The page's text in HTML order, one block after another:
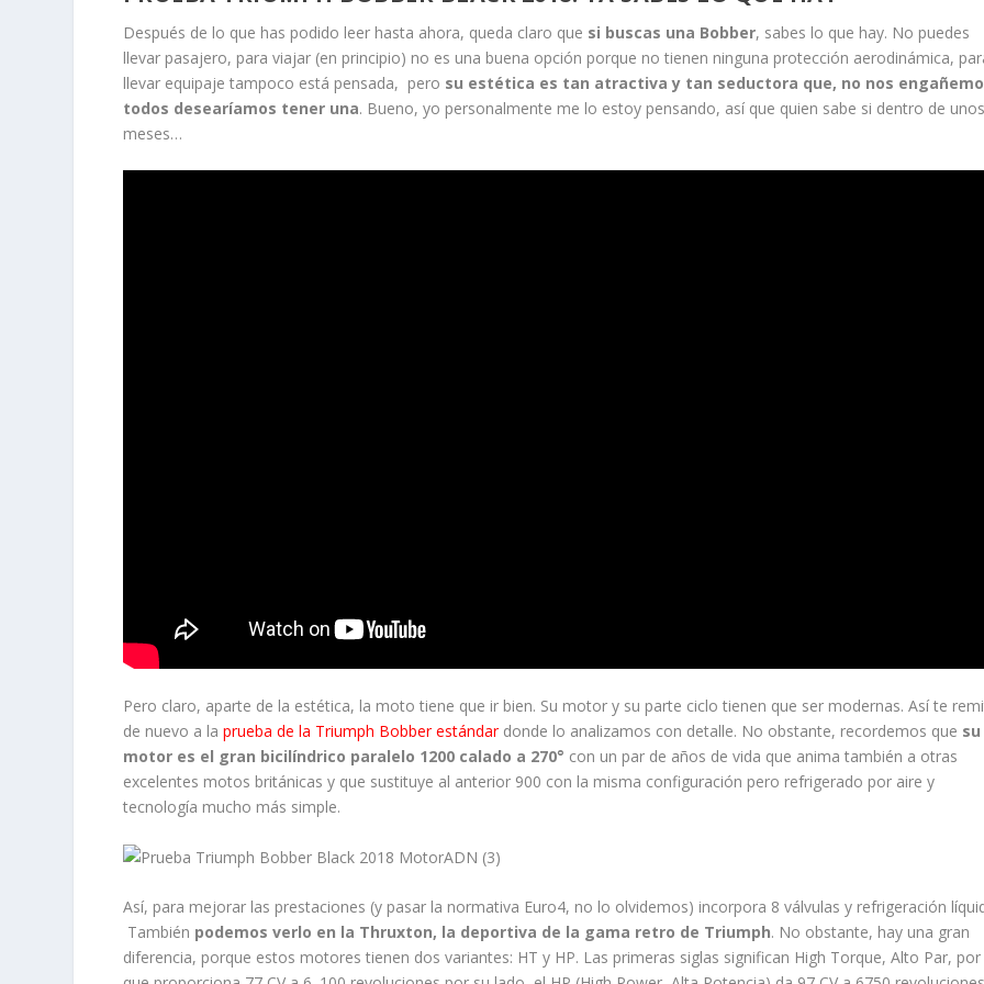
Después de lo que has podido leer hasta ahora, queda claro que si buscas una Bobber, sabes lo que hay. No puedes
llevar pasajero, para viajar (en principio) no es una buena opción porque no tienen ninguna protección aerodinámica,
llevar equipaje tampoco está pensada, pero su estética es tan atractiva y tan seductora que, no nos
todos desearíamos tener una. Bueno, yo personalmente me lo estoy pensando, así que quien sabe si dentro de unos
meses…
Pero claro, aparte de la estética, la moto tiene que ir bien. Su motor y su parte ciclo tienen que ser modernas. Así te
de nuevo a la prueba de la Triumph Bobber estándar donde lo analizamos con detalle. No obstante, recordemos que su
motor es el gran bicilíndrico paralelo 1200 calado a 270° con un par de años de vida que anima también a otras
excelentes motos británicas y que sustituye al anterior 900 con la misma configuración pero refrigerado por aire y
tecnología mucho más simple.
Así, para mejorar las prestaciones (y pasar la normativa Euro4, no lo olvidemos) incorpora 8 válvulas y refrigeración
También podemos verlo en la Thruxton, la deportiva de la gama retro de Triumph. No obstante, hay una gran
diferencia, porque estos motores tienen dos variantes: HT y HP. Las primeras siglas significan High Torque, Alto Par, por